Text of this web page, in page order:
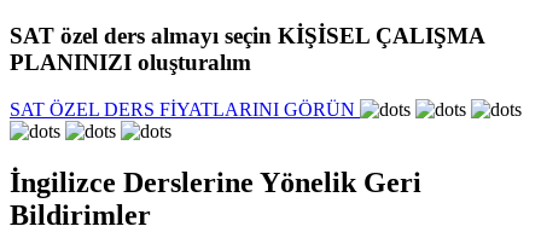
SAT özel ders almayı seçin KİŞİSEL ÇALIŞMA
PLANINIZI oluşturalım
SAT ÖZEL DERS FİYATLARINI GÖRÜN
İngilizce Derslerine Yönelik Geri
Bildirimler